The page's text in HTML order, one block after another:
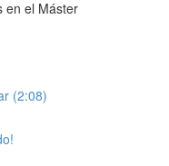
en el Máster
(2:08)